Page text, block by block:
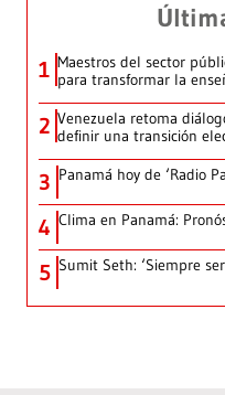
1 Maestros del sector
para transformar la
2 Venezuela retoma
definir una transición
3 Panamá hoy de ‘Radio
4 Clima en Panamá:
5 Sumit Seth: ‘Siempre